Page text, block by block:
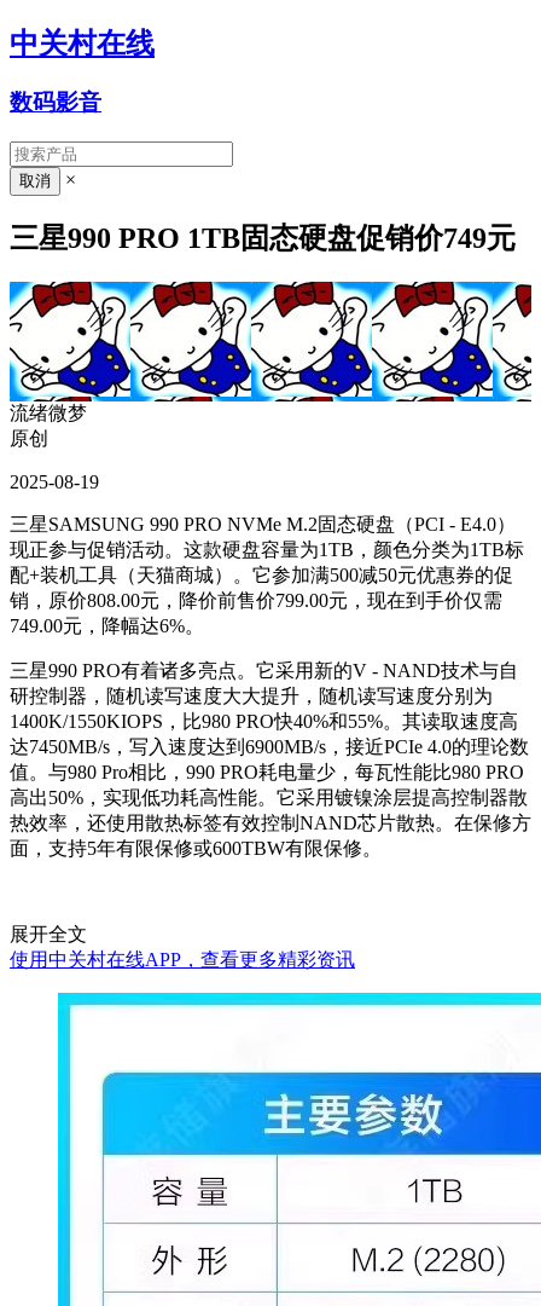
中关村在线
数码影音
×
三星990 PRO 1TB固态硬盘促销价749元
流绪微梦
原创
2025-08-19
三星SAMSUNG 990 PRO NVMe M.2固态硬盘（PCI - E4.0）
现正参与促销活动。这款硬盘容量为1TB，颜色分类为1TB标
配+装机工具（天猫商城）。它参加满500减50元优惠券的促
销，原价808.00元，降价前售价799.00元，现在到手价仅需
749.00元，降幅达6%。
三星990 PRO有着诸多亮点。它采用新的V - NAND技术与自
研控制器，随机读写速度大大提升，随机读写速度分别为
1400K/1550KIOPS，比980 PRO快40%和55%。其读取速度高
达7450MB/s，写入速度达到6900MB/s，接近PCIe 4.0的理论数
值。与980 Pro相比，990 PRO耗电量少，每瓦性能比980 PRO
高出50%，实现低功耗高性能。它采用镀镍涂层提高控制器散
热效率，还使用散热标签有效控制NAND芯片散热。在保修方
面，支持5年有限保修或600TBW有限保修。
展开全文
使用中关村在线APP，查看更多精彩资讯